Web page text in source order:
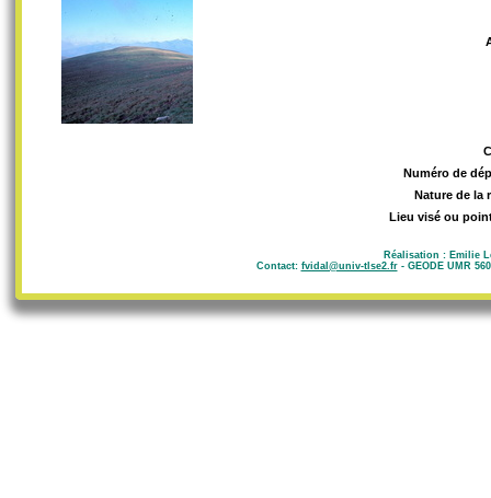
Numéro de
Nature de la
Lieu visé ou
Réalisation : Emilie
Contact: fvidal@univ-tlse2.fr- GEODE UMR